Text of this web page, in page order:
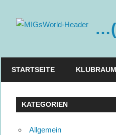
Inhalt
STARTSEITE KLUBRAUM
KATEGORIEN
Allgemein